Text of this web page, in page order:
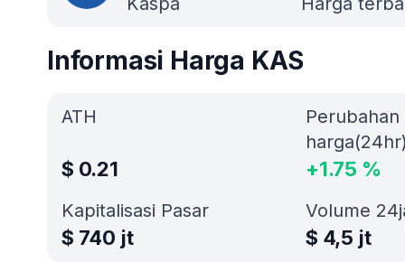
Informasi Harga KAS
ATH
$ 0.21
Kapitalisasi Pasar
$ 740 jt
Perubahan
+1.75 %
Volume
$ 4,5 jt